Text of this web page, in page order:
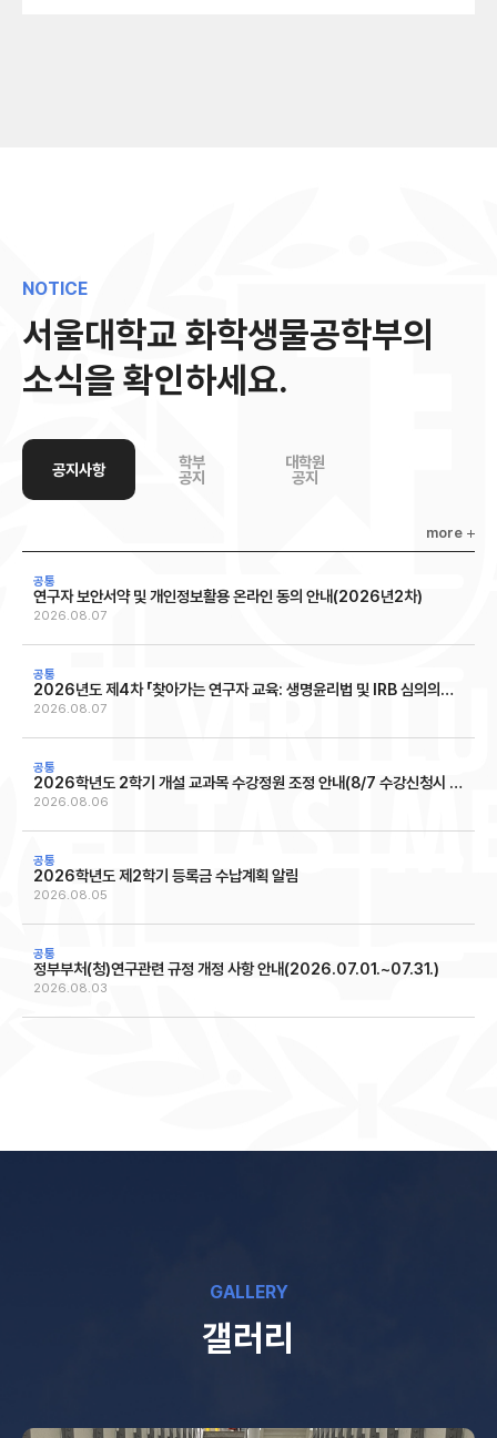
NOTICE
서울대학교 화학생물공학부의
소식을 확인하세요.
공지사항
학부
공지
대학원
공지
more
연구자 보안서약 및 개인정보활용 온라인 동의 안내(2026년2차)
2026.08.07
2026년도 제4차 「찾아가는 연구자 교육: 생명윤리법 및 IRB 심의의뢰서 작성법」 교육 안내
2026.08.07
2026학년도 2학기 개설 교과목 수강정원 조정 안내(8/7 수강신청시 적용)
2026.08.06
2026학년도 제2학기 등록금 수납계획 알림
2026.08.05
정부부처(청)연구관련 규정 개정 사항 안내(2026.07.01.~07.31.)
2026.08.03
GALLERY
갤러리